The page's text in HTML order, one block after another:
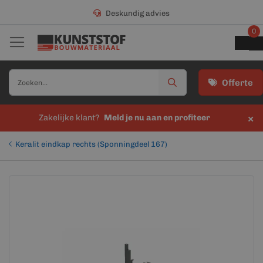
Deskundig advies
Offerte
0
Zakelijke klant? Meld je nu aan en profiteer ×
Keralit eindkap rechts (Sponningdeel 167)